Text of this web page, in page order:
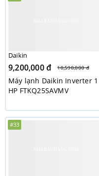
Daikin
9,200,000 đ 10,590,000 đ
Máy lạnh Daikin Inverter 1
HP FTKQ25SAVMV
#33